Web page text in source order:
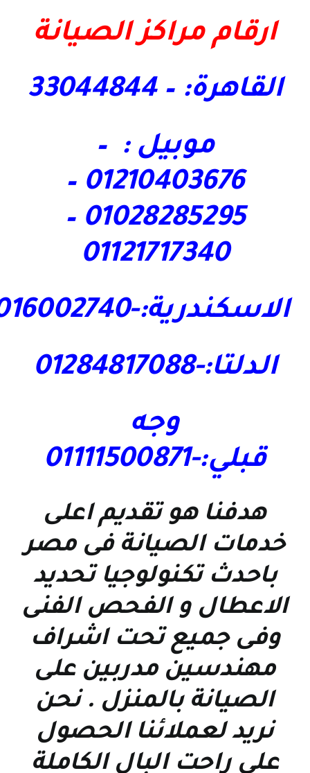
ارقام مراكز الصيانة
القاهرة: – 33044844
موبيل : –
01210403676 –
01028285295 –
01121717340
الاسكندرية:-01016002740
الدلتا:-01284817088
وجه
قبلي:-01111500871
هدفنا هو تقديم اعلى
خدمات الصيانة فى مصر
باحدث تكنولوجيا تحديد
الاعطال و الفحص الفنى
وفى جميع تحت اشراف
مهندسين مدربين على
الصيانة بالمنزل . نحن
نريد لعملائنا الحصول
على راحت البال الكاملة